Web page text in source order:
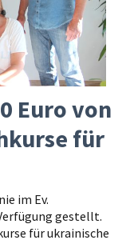
Euro von
für
im Ev.
gestellt.
für ukrainische